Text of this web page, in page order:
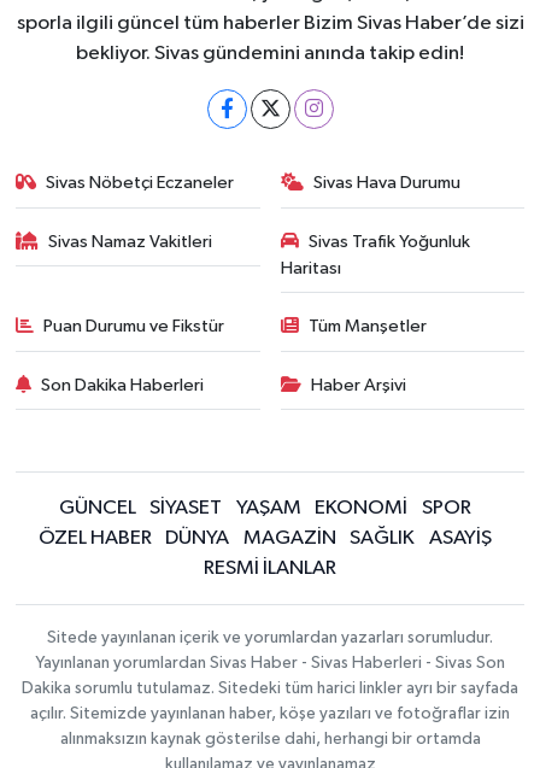
sporla ilgili güncel tüm haberler Bizim Sivas Haber’de sizi
bekliyor. Sivas gündemini anında takip edin!
Sivas Nöbetçi Eczaneler Sivas Hava Durumu
Sivas Namaz Vakitleri
Sivas Trafik Yoğunluk
Haritası
Puan Durumu ve Fikstür Tüm Manşetler
Son Dakika Haberleri Haber Arşivi
GÜNCEL SİYASET YAŞAM EKONOMİ
SPOR
ÖZEL HABER
DÜNYA MAGAZİN SAĞLIK
ASAYİŞ
RESMİ İLANLAR
Sitede yayınlanan içerik ve yorumlardan yazarları sorumludur.
Yayınlanan yorumlardan Sivas Haber - Sivas Haberleri - Sivas Son
Dakika sorumlu tutulamaz. Sitedeki tüm harici linkler ayrı bir sayfada
açılır. Sitemizde yayınlanan haber, köşe yazıları ve fotoğraflar izin
alınmaksızın kaynak gösterilse dahi, herhangi bir ortamda
kullanılamaz ve yayınlanamaz